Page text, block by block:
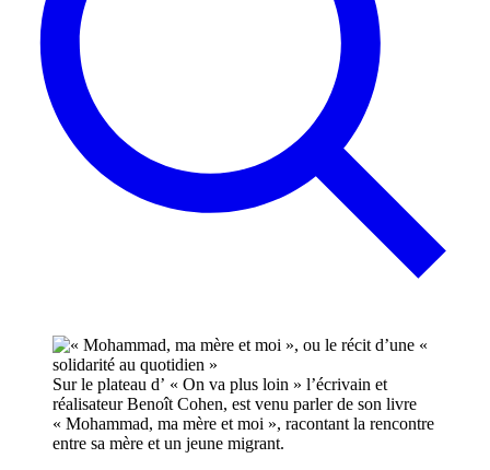
Sur le plateau d’ « On va plus loin » l’écrivain et
réalisateur Benoît Cohen, est venu parler de son livre
« Mohammad, ma mère et moi », racontant la rencontre
entre sa mère et un jeune migrant.